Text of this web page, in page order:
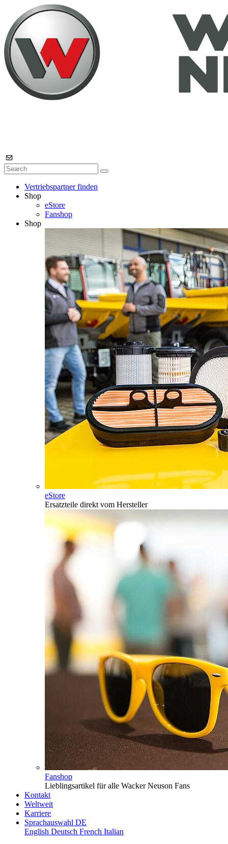
Vertriebspartner finden
Shop
eStore
Fanshop
Shop
eStore
Ersatzteile direkt vom Hersteller
Fanshop
Lieblingsartikel für alle Wacker Neuson Fans
Kontakt
Weltweit
Karriere
Sprachauswahl DE
English Deutsch French Italian